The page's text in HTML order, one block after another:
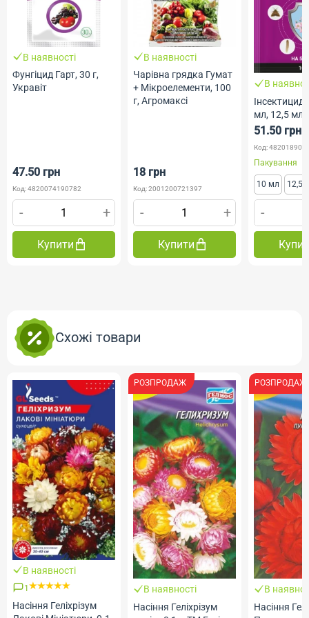
В наявності
Фунгіцид Гарт, 30 г,
Укравіт
47.50 грн
Код: 4820074190782
- +
Купити
В наявності
Чарівна грядка Гумат
+ Мікроелементи, 100
г, Агромаксі
18 грн
Код: 2001200721397
- +
Купити
В
Інсектицид
мл, 12,5
51.50 грн
Код:
Пакування
10 мл 12,5
-
Схожі товари
В наявності
1
Насіння Геліхрізум
РОЗПРОДАЖ
В наявності
Насіння Геліхрізум
РОЗПРОДАЖ
В
Насіння